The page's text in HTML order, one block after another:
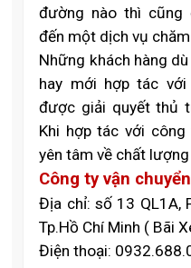
đường nào thì cũng
đến một dịch vụ
Những khách hàng
hay mới hợp tác
được giải quyết thủ
Khi hợp tác với
yên tâm về chất
Công ty vận
Địa chỉ: số 13 QL1A,
Tp.Hồ Chí Minh ( Bãi
Điện thoại: